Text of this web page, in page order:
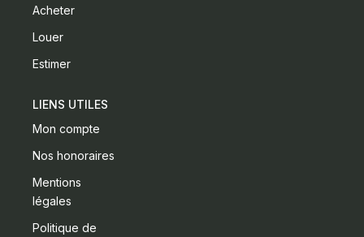
Acheter
Louer
Estimer
LIENS UTILES
Mon compte
Nos honoraires
Mentions
légales
Politique de